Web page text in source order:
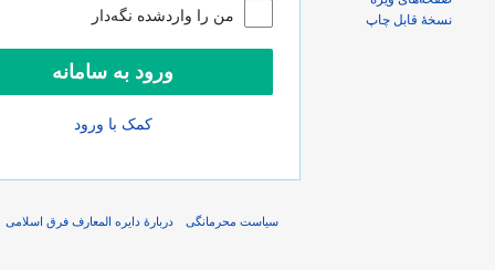
من را واردشده نگه‌دار
کمک با ورود
نسخهٔ قابل چاپ
سیاست محرمانگی دربارهٔ دایره المعارف فرق اسلامی